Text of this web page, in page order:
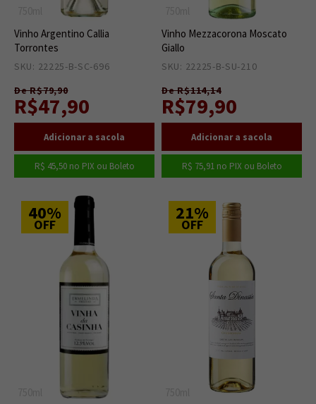
Vinho Argentino Callia
Torrontes
SKU: 22225-B-SC-696
De R$79,90
R$47,90
R$ 45,50no PIX ou Boleto
Vinho Mezzacorona Moscato
Giallo
SKU: 22225-B-SU-210
De R$114,14
R$79,90
R$ 75,91no PIX ou Boleto
40%
OFF
21%
OFF